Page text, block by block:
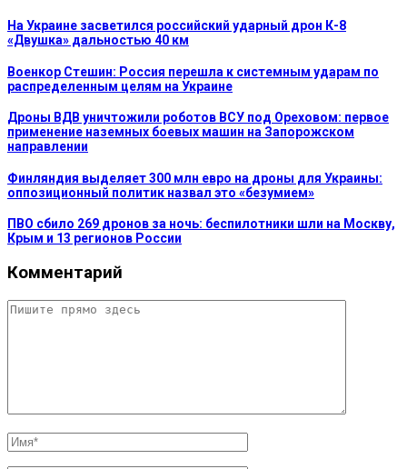
На Украине засветился российский ударный дрон К-8
«Двушка» дальностью 40 км
Военкор Стешин: Россия перешла к системным ударам по
распределенным целям на Украине
Дроны ВДВ уничтожили роботов ВСУ под Ореховом: первое
применение наземных боевых машин на Запорожском
направлении
Финляндия выделяет 300 млн евро на дроны для Украины:
оппозиционный политик назвал это «безумием»
ПВО сбило 269 дронов за ночь: беспилотники шли на Москву,
Крым и 13 регионов России
Комментарий